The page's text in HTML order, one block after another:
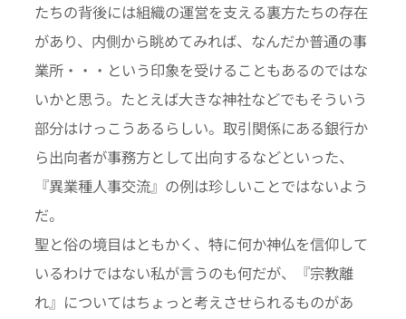
たちの背後には組織の運営を支える裏方たちの存在
があり、内側から眺めてみれば、なんだか普通の事
業所・・・という印象を受けることもあるのではな
いかと思う。たとえば大きな神社などでもそういう
部分はけっこうあるらしい。取引関係にある銀行か
ら出向者が事務方として出向するなどといった、
『異業種人事交流』の例は珍しいことではないよう
だ。
聖と俗の境目はともかく、特に何か神仏を信仰して
いるわけではない私が言うのも何だが、『宗教離
れ』についてはちょっと考えさせられるものがあ